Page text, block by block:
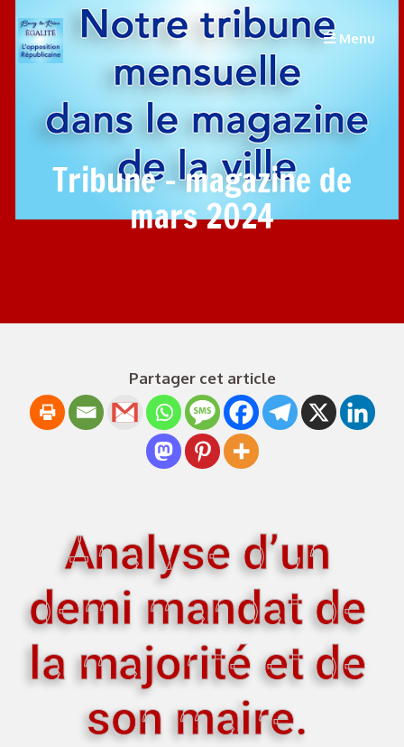
Menu
Tribune – magazine de
mars 2024
Partager cet article
Analyse d’un
demi mandat de
la majorité et de
son maire.